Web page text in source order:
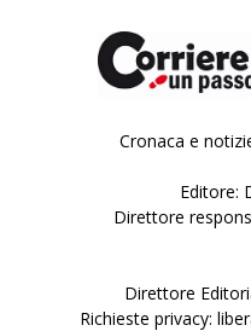
Cronaca e
Editore:
Direttore
Direttore
Richieste privacy: